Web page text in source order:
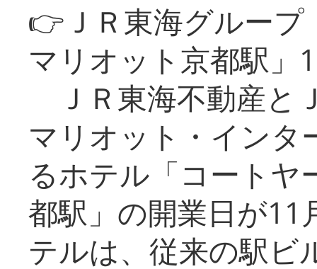
👉ＪＲ東海グルー
マリオット京都駅」
ＪＲ東海不動産と
マリオット・インタ
るホテル「コートヤ
都駅」の開業日が11
テルは、従来の駅ビ